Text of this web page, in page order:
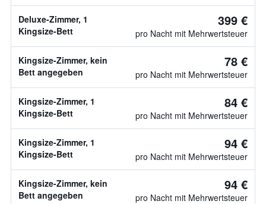
Deluxe-Zimmer, 1
Kingsize-Bett
399 €
pro Nacht mit Mehrwertsteuer
Kingsize-Zimmer, kein
Bett angegeben
78 €
pro Nacht mit Mehrwertsteuer
Kingsize-Zimmer, 1
Kingsize-Bett
84 €
pro Nacht mit Mehrwertsteuer
Kingsize-Zimmer, 1
Kingsize-Bett
94 €
pro Nacht mit Mehrwertsteuer
Kingsize-Zimmer, kein
Bett angegeben
94 €
pro Nacht mit Mehrwertsteuer